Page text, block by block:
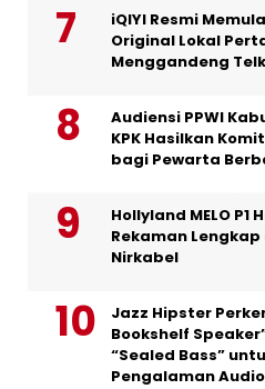
iQIYI Resmi
Original Lokal
Menggandeng
Audiensi PPWI
KPK Hasilkan
bagi Pewarta
Hollyland MELO
Rekaman
Nirkabel
Jazz Hipster
Bookshelf
“Sealed Bass”
Pengalaman